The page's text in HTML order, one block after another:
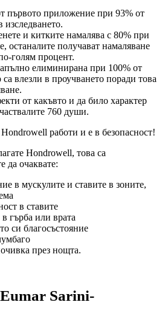
първото приложение при 93% от
изследването.
и китките намалява с 80% при
останалите получават намаляване
голям процент.
елиминирана при 100% от
влезли в проучването поради това
от какъвто и да било характер
760 души.
работи и е в безопасност!
Hondrowell, това са
да очаквате:
в мускулите и ставите в зоните,
в ставите
гърба или врата
си благосъстояние
през нощта.
Sarini-